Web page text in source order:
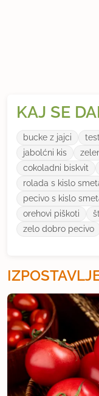
KAJ SE
bucke z jajci
jabolćni kis
cokoladni biskvit
rolada s kislo
pecivo s kislo
orehovi piškoti
zelo dobro pecivo